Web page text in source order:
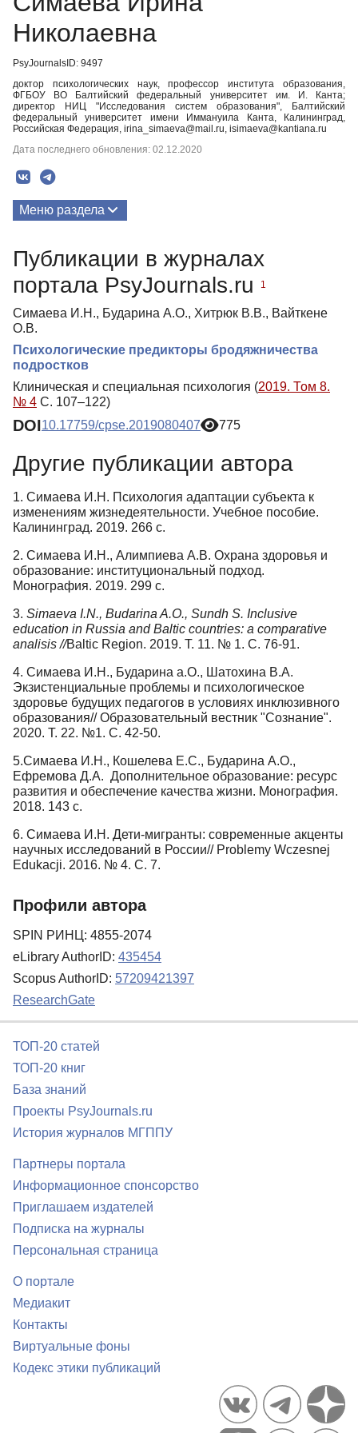
Николаевна
PsyJournalsID: 9497
доктор психологических наук, профессор института образования,
ФГБОУ ВО Балтийский федеральный университет им. И. Канта;
директор НИЦ "Исследования систем образования", Балтийский
федеральный университет имени Иммануила Канта, Калининград,
Российская Федерация, irina_simaeva@mail.ru, isimaeva@kantiana.ru
Дата последнего обновления: 02.12.2020
Меню раздела
Биография
Публикации в журналах
портала PsyJournals.ru
1
Симаева И.Н., Бударина А.О., Хитрюк В.В., Вайткене
О.В.
Психологические предикторы бродяжничества
подростков
Клиническая и специальная психология (2019. Том 8.
№ 4 С. 107–122)
DOI10.17759/cpse.2019080407 775
Другие публикации автора
1. Симаева И.Н. Психология адаптации субъекта к
изменениям жизнедеятельности. Учебное пособие.
Калининград. 2019. 266 с.
2. Симаева И.Н., Алимпиева А.В. Охрана здоровья и
образование: институциональный подход.
Монография. 2019. 299 с.
3. Simaeva I.N., Budarina A.O., Sundh S. Inclusive
education in Russia and Baltic countries: a comparative
analisis //Baltic Region. 2019. Т. 11. № 1. С. 76-91.
4. Симаева И.Н., Бударина а.О., Шатохина В.А.
Экзистенциальные проблемы и психологическое
здоровье будущих педагогов в условиях инклюзивного
образования// Образовательный вестник "Сознание".
2020. Т. 22. №1. С. 42-50.
5.Симаева И.Н., Кошелева Е.С., Бударина А.О.,
Ефремова Д.А. Дополнительное образование: ресурс
развития и обеспечение качества жизни. Монография.
2018. 143 с.
6. Симаева И.Н. Дети-мигранты: современные акценты
научных исследований в России// Problemy Wczesnej
Edukacji. 2016. № 4. С. 7.
Профили автора
SPIN РИНЦ: 4855-2074
eLibrary AuthorID: 435454
Scopus AuthorID: 57209421397
ResearchGate
ТОП-20 статей
ТОП-20 книг
База знаний
Проекты PsyJournals.ru
История журналов МГППУ
Партнеры портала
Информационное спонсорство
Приглашаем издателей
Подписка на журналы
Персональная страница
О портале
Медиакит
Контакты
Виртуальные фоны
Кодекс этики публикаций